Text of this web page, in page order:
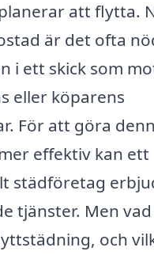
att flytta.
är det ofta
i ett skick som
eller köparens
För att göra
effektiv kan ett
städföretag
tjänster. Men
och